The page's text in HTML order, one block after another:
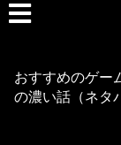
デタリキZ
アナザーエデ
おすすめのゲー
の濃い話（ネタ